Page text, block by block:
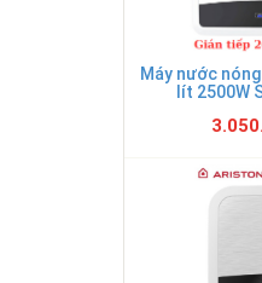
Máy nước
lít 2500W